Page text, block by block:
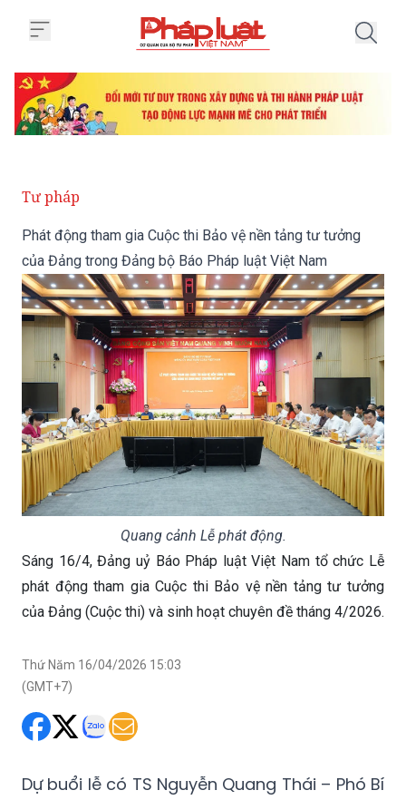
Tư pháp
Phát động tham gia Cuộc thi Bảo vệ nền tảng tư tưởng
của Đảng trong Đảng bộ Báo Pháp luật Việt Nam
Quang cảnh Lễ phát động.
Sáng 16/4, Đảng uỷ Báo Pháp luật Việt Nam tổ chức Lễ
phát động tham gia Cuộc thi Bảo vệ nền tảng tư tưởng
của Đảng (Cuộc thi) và sinh hoạt chuyên đề tháng 4/2026.
Thứ Năm 16/04/2026 15:03
(GMT+7)
Dự buổi lễ có TS Nguyễn Quang Thái – Phó Bí